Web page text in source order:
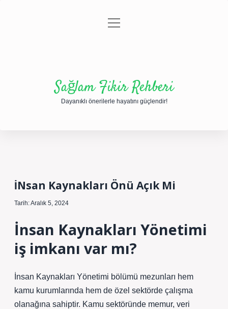
Gizlilik Politikası
menüyü
Sağlam Fikir Rehberi
Dayanıklı önerilerle hayatını güçlendir!
İNsan Kaynakları Önü Açık Mi
Tarih: Aralık 5, 2024
İnsan Kaynakları Yönetimi
iş imkanı var mı?
İnsan Kaynakları Yönetimi bölümü mezunları hem
kamu kurumlarında hem de özel sektörde çalışma
olanağına sahiptir. Kamu sektöründe memur, veri